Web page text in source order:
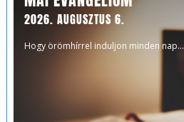
2026. AUGUSZTUS 6.
Hogy örömhírrel induljon minden nap...